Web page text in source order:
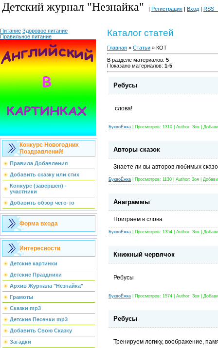
Детский журнал "Незнайка" | Регистрация | Вход | RSS
Питание Здоровое питание
Правильное питание
Конкурс Новогодних
Поздравлений!
Правила Добавления
Добавить сказку или стих
Конкурс (завершен) -
участники
Добавить обзор чего-то
Форма входа
Интересности
Детские картинки
Детские Праздники
Архив Журнала "Незнайка"
Грамоты
Сказки mp3
Детские Песенки mp3
Добавить Свою Сказку
Загадки
Каталог статей
Главная » Статьи » КОТ
В разделе материалов: 5
Показано материалов: 1-5
Ребусы
слова!
БуквоЁжка | Просмотров: 1310 | Author: Зоя |
Авторы сказок
Знаете ли вы авторов любимых
БуквоЁжка | Просмотров: 1130 | Author: Зоя |
Анаграммы
Поиграем в слова
БуквоЁжка | Просмотров: 1354 | Author: Зоя |
Книжный червячок
Ребусы
БуквоЁжка | Просмотров: 1574 | Author: Зоя |
Ребусы
Тренируем логику, воображение,